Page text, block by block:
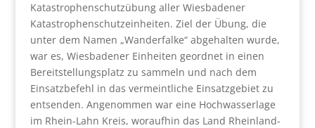
Katastrophenschutzübung aller Wiesbadener
Katastrophenschutzeinheiten. Ziel der Übung, die
unter dem Namen „Wanderfalke“ abgehalten wurde,
war es, Wiesbadener Einheiten geordnet in einen
Bereitstellungsplatz zu sammeln und nach dem
Einsatzbefehl in das vermeintliche Einsatzgebiet zu
entsenden. Angenommen war eine Hochwasserlage
im Rhein-Lahn Kreis, woraufhin das Land Rheinland-